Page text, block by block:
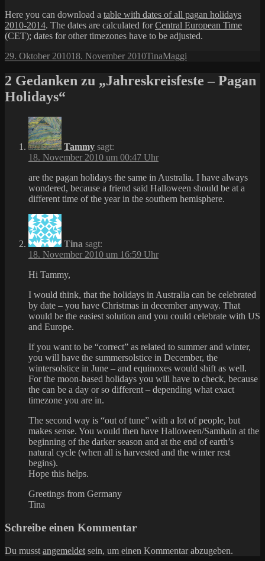
Here you can download a table with dates of all pagan holidays
2010-2014. The dates are calculated forCentral European Time
(CET); dates for other timezones have to be adjusted.
Veröffentlicht
29. Oktober 201018. November 2010Autor
TinaKategorien
Maggi
2 Gedanken zu „Jahreskreisfeste – Pagan
Holidays“
Tammy sagt:
18. November 2010 um 00:47 Uhr
are the pagan holidays the same in Australia. I have always
wondered, because a friend said Halloween should be at a
different time of the year in the southern hemisphere.
Tina sagt:
18. November 2010 um 16:59 Uhr
Hi Tammy,
I would think, that the holidays in Australia can be celebrated
by date – you have Christmas in december anyway. That
would be the easiest solution and you could celebrate with US
and Europe.
If you want to be “correct” as related to summer and winter,
you will have the summersolstice in December, the
wintersolstice in June – and equinoxes would shift as well.
For the moon-based holidays you will have to check, because
the can be a day or so different – depending what exact
timezone you are in.
The second way is “out of tune” with a lot of people, but
makes sense. You would then have Halloween/Samhain at the
beginning of the darker season and at the end of earth’s
natural cycle (when all is harvested and the winter rest
begins).
Hope this helps.
Greetings from Germany
Tina
Schreibe einen Kommentar
Du musst angemeldet sein, um einen Kommentar abzugeben.